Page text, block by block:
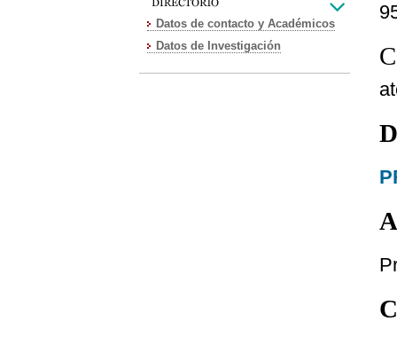
Datos de contacto y Académicos
Datos de Investigación